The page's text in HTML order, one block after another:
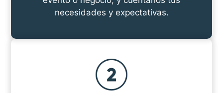
necesidades y expectativas.